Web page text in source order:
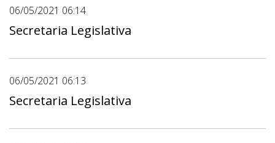
06/05/2021 06:14
Secretaria Legislativa
06/05/2021 06:13
Secretaria Legislativa